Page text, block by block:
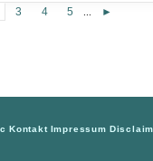
3 4 5 ►
Kontakt Impressum